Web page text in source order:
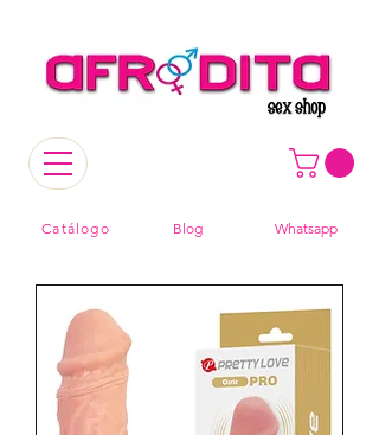
Catálogo Blog Whatsapp